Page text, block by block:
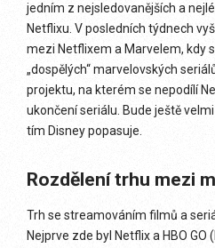
jedním z nejsledovanějších a
Netflixu. V posledních týdnech
mezi Netflixem a Marvelem, kdy
„dospělých“ marvelovských
projektu, na kterém se nepodílí
ukončení seriálu. Bude ještě
tím Disney popasuje.
Rozdělení trhu mezi
Trh se streamováním filmů a
Nejprve zde byl Netflix a HBO